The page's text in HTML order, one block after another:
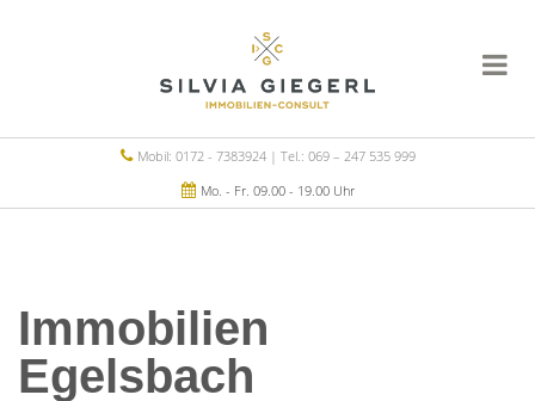
Mobil: 0172 - 7383924 | Tel.: 069 – 247 535 999
Mo. - Fr. 09.00 - 19.00 Uhr
Immobilien
Egelsbach